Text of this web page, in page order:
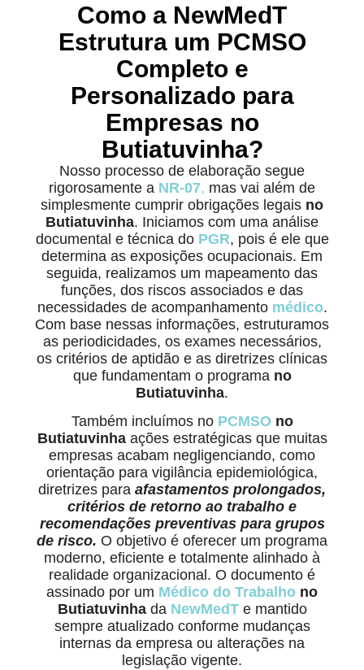
Como a NewMedT
Estrutura um PCMSO
Completo e
Personalizado para
Empresas no
Butiatuvinha?
Nosso processo de elaboração segue
rigorosamente a NR-07, mas vai além de
simplesmente cumprir obrigações legais no
Butiatuvinha. Iniciamos com uma análise
documental e técnica do PGR, pois é ele que
determina as exposições ocupacionais. Em
seguida, realizamos um mapeamento das
funções, dos riscos associados e das
necessidades de acompanhamento médico.
Com base nessas informações, estruturamos
as periodicidades, os exames necessários,
os critérios de aptidão e as diretrizes clínicas
que fundamentam o programa no
Butiatuvinha.
Também incluímos no PCMSOno
Butiatuvinhaações estratégicas que muitas
empresas acabam negligenciando, como
orientação para vigilância epidemiológica,
diretrizes para afastamentos prolongados,
critérios de retorno ao trabalho e
recomendações preventivas para grupos
de risco. O objetivo é oferecer um programa
moderno, eficiente e totalmente alinhado à
realidade organizacional. O documento é
assinado por um Médico do Trabalho no
Butiatuvinhada NewMedT e mantido
sempre atualizado conforme mudanças
internas da empresa ou alterações na
legislação vigente.